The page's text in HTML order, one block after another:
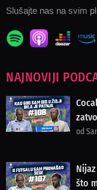
Slušajte nas na svim
NAJNOVIJI
od
što